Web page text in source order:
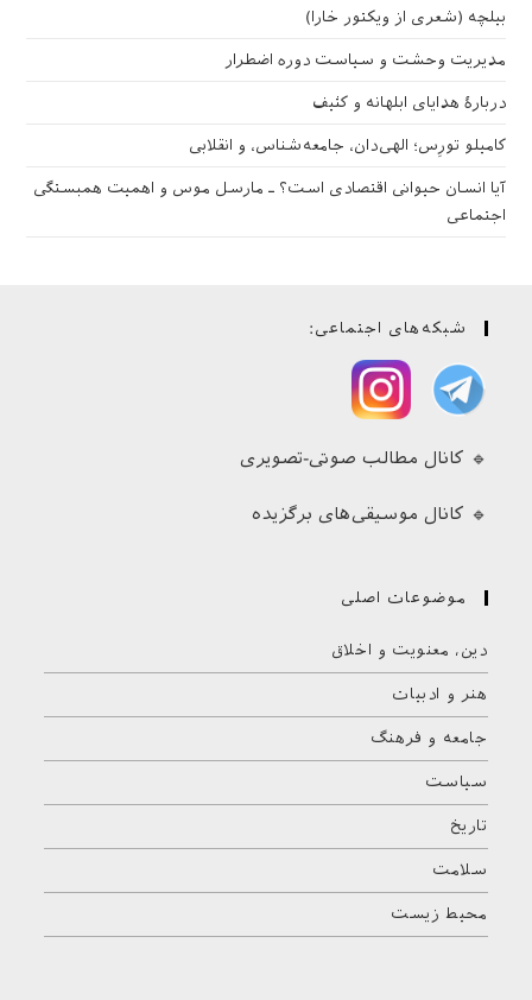
بیلچه (شعری از ویکتور خارا)
مدیریت وحشت و سیاست دوره اضطرار
دربارهٔ هدایای ابلهانه و کثیف
کامیلو تورِس؛ الهی‌دان، جامعه‌شناس، و انقلابی
آیا انسان حیوانی اقتصادی است؟ ـ مارسل موس و اهمیت همبستگی
اجتماعی
شبکه‌های اجتماعی:
🔹 کانال مطالب صوتی-تصویری
🔹 کانال موسیقی‌های برگزیده
موضوعات اصلی
دین، معنویت و اخلاق
هنر و ادبیات
جامعه و فرهنگ
سیاست
تاریخ
سلامت
محیط زیست